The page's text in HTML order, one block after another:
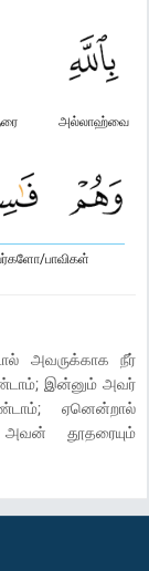
அல்லாஹ்வை
பாவிகள்
அவருக்காக நீர்
இன்னும் அவர்
ஏனென்றால்
தூதரையும்